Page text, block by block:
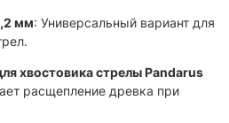
мм: Универсальный вариант для
хвостовика стрелы Pandarus
расщепление древка при